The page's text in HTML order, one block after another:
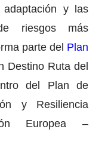
y las
riesgos más
parte del Plan
Destino Ruta del
del Plan de
y Resiliencia
Europea –